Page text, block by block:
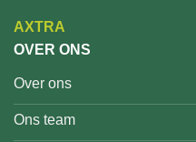
AXTRA
OVER ONS
Over ons
Ons team